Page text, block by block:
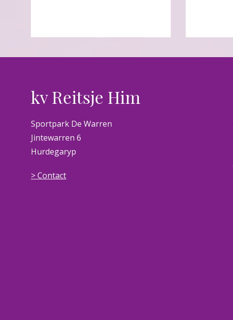
kv Reitsje Him
Sportpark De Warren
Jintewarren 6
Hurdegaryp
> Contact